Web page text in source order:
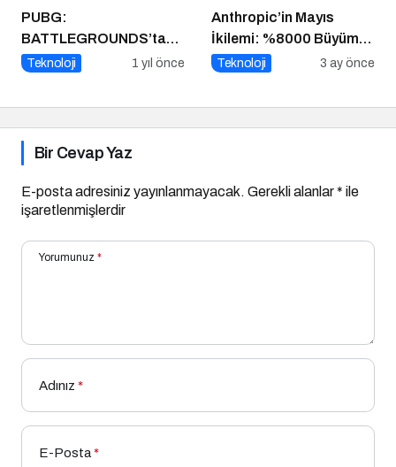
PUBG:
BATTLEGROUNDS’tan
1 Nisan Şakası
Teknoloji 1 yıl önce
Anthropic’in Mayıs
İkilemi: %8000 Büyüme
+ Kendini Geliştiren
Teknoloji 3 ay önce
Bir Cevap Yaz
E-posta adresiniz yayınlanmayacak. Gerekli alanlar* ile
işaretlenmişlerdir
Yorumunuz *
Adınız *
E-Posta*